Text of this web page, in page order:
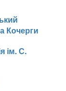
Кочерги
ім. С.